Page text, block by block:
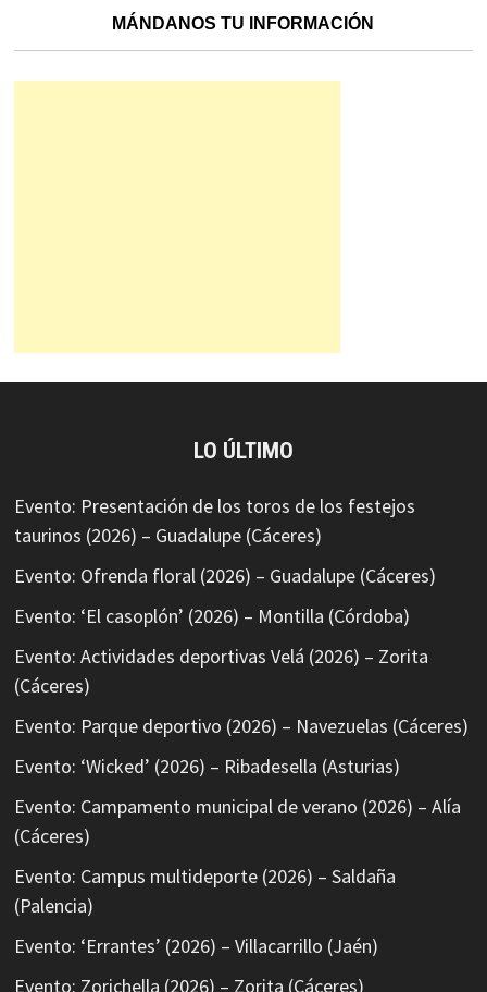
MÁNDANOS TU INFORMACIÓN
LO ÚLTIMO
Evento: Presentación de los toros de los festejos
taurinos (2026) – Guadalupe (Cáceres)
Evento: Ofrenda floral (2026) – Guadalupe (Cáceres)
Evento: ‘El casoplón’ (2026) – Montilla (Córdoba)
Evento: Actividades deportivas Velá (2026) – Zorita
(Cáceres)
Evento: Parque deportivo (2026) – Navezuelas (Cáceres)
Evento: ‘Wicked’ (2026) – Ribadesella (Asturias)
Evento: Campamento municipal de verano (2026) – Alía
(Cáceres)
Evento: Campus multideporte (2026) – Saldaña
(Palencia)
Evento: ‘Errantes’ (2026) – Villacarrillo (Jaén)
Evento: Zorichella (2026) – Zorita (Cáceres)